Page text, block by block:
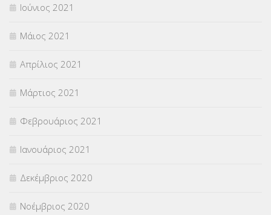
Ιούνιος 2021
Μάιος 2021
Απρίλιος 2021
Μάρτιος 2021
Φεβρουάριος 2021
Ιανουάριος 2021
Δεκέμβριος 2020
Νοέμβριος 2020